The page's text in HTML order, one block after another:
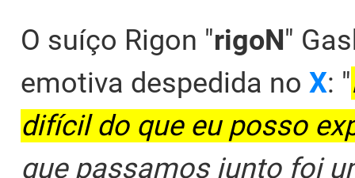
O suíço Rigon "rigoN"
emotiva despedida no X: "
difícil do que eu posso
que passamos junto foi